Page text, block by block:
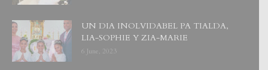
UN DIA INOLVIDABEL PA TIALDA,
LIA-SOPHIE Y ZIA-MARIE
6 June, 2023